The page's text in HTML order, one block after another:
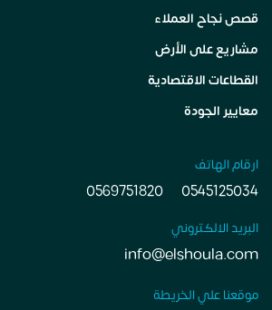
قصص نجاح العملاء
مشاريع على الأرض
القطاعات الاقتصادية
معايير الجودة
ارقام الهاتف
0545125034
0569751820
البريد الالكتروني
info@elshoula.com
موقعنا علي الخريطة